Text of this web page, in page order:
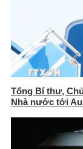
Tổng Bí thư,
Nhà nước tới